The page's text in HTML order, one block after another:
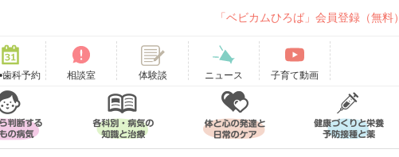
「ベビカムひろば」会員登録（無料）
歯科予約 相談室 体験談 ニュース 子育て動画